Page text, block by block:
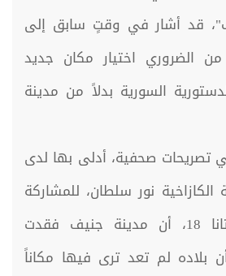
قد أشار في وقتٍ سابق إلى
الضروري اختيار مكان جديد
السورية بدلاً من مدينة
تصريحات صحفية، أدلى بها لدى
نور سلطان، للمشاركة
في اجتماعات أستانا 18، أن مدينة جنيف فقدت
بلاده لم تعد ترى فيها مكاناً